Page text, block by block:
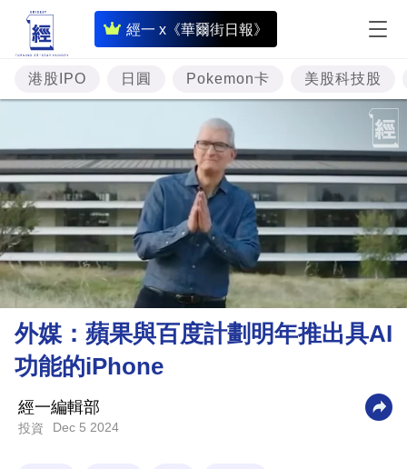
經一 x《華爾街日報》
即
時
財
經
題
投
資
樓
市
理
財
商
科
港股IPO 日圓 Pokemon卡 美股科技股
外媒：蘋果與百度計劃明年推出具AI
功能的iPhone
經一編輯部
投資 Dec 5 2024